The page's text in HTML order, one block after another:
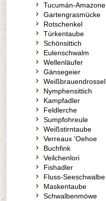
Tucumán-Amazone
Gartengrasmücke
Rotschenkel
Türkentaube
Schönsittich
Eulenschwalm
Wellenläufer
Gänsegeier
Weißbrauendrossel
Nymphensittich
Kampfadler
Feldlerche
Sumpfohreule
Weißstirntaube
Verreaux 'Oehoe
Buchfink
Veilchenlori
Fishadler
Fluss-Seeschwalbe
Maskentaube
Schwalbenmöwe